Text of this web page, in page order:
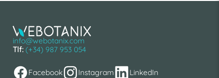
info@webotanix.com
Tlf: (+34) 987 953 054
Facebook Instagram
LinkedIn